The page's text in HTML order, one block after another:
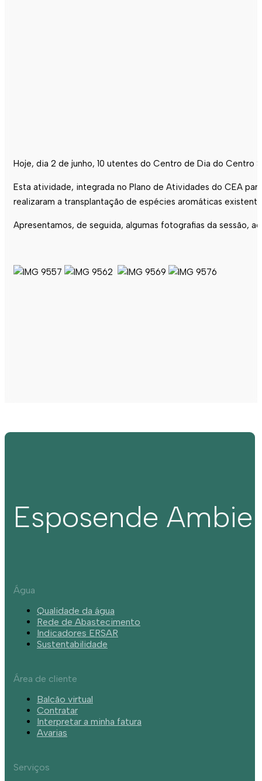
Hoje, dia 2 de junho, 10 utentes do Centro de Dia do Centro
Esta atividade, integrada no Plano de Atividades do CEA
realizaram a transplantação de espécies aromáticas
Apresentamos, de seguida, algumas fotografias da sessão,
Esposende
Água
Qualidade da água
Rede de Abastecimento
Indicadores ERSAR
Sustentabilidade
Área de cliente
Balcão virtual
Contratar
Interpretar a minha fatura
Avarias
Serviços